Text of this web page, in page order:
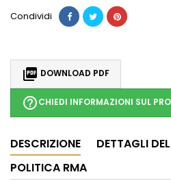
Condividi
 DOWNLOAD PDF
help_outlineCHIEDI INFORMAZIONI SUL
DESCRIZIONE
DETTAGLI
POLITICA RMA